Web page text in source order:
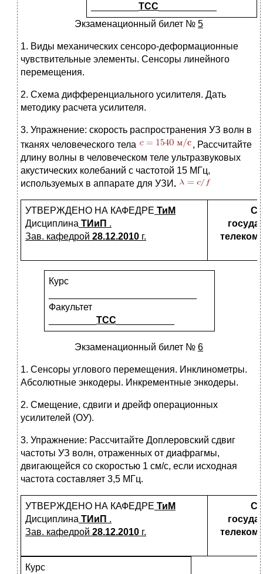
ТСС
Экзаменационный билет № 5
1. Виды механических сенсоро-деформационные
чувствительные элементы. Сенсоры линейного
перемещения.
2. Схема дифференциального усилителя. Дать
методику расчета усилителя.
3. Упражнение: скорость распространения УЗ волн в
тканях человеческого тела
, Рассчитайте
длину волны в человеческом теле ультразвуковых
акустических колебаний с частотой 15 МГц,
используемых в аппарате для УЗИ .
УТВЕРЖДЕНО НА КАФЕДРЕ ТиМ
Дисциплина ТИиП .
Зав. кафедрой 28.12.2010 г.
Курс
Факультет
ТСС
Экзаменационный билет № 6
1. Сенсоры углового перемещения. Инклинометры.
Абсолютные энкодеры. Инкрементные энкодеры.
2. Смещение, сдвиги и дрейф операционных
усилителей (ОУ).
3. Упражнение: Рассчитайте Доплеровский сдвиг
частоты УЗ волн, отраженных от диафрагмы,
двигающейся со скоростью 1 см/с, если исходная
частота составляет 3,5 МГц.
УТВЕРЖДЕНО НА КАФЕДРЕ ТиМ
Дисциплина ТИиП .
Зав. кафедрой 28.12.2010 г.
Курс